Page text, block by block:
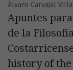
Álvaro Carvajal
Apuntes
de la
history of